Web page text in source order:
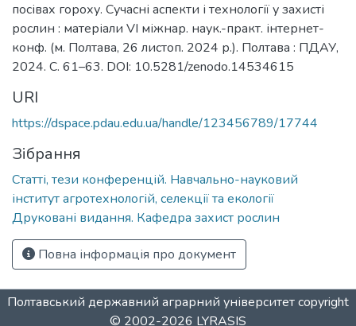
посівах гороху. Сучасні аспекти і технології у захисті
рослин : матеріали VI міжнар. наук.-практ. інтернет-
конф. (м. Полтава, 26 листоп. 2024 р.). Полтава : ПДАУ,
2024. С. 61–63. DOI: 10.5281/zenodo.14534615
URI
https://dspace.pdau.edu.ua/handle/123456789/17744
Зібрання
Статті, тези конференцій. Навчально-науковий
інститут агротехнологій, селекції та екології
Друковані видання. Кафедра захист рослин
Повна інформація про документ
Полтавський державний аграрний університетcopyright
© 2002-2026 LYRASIS